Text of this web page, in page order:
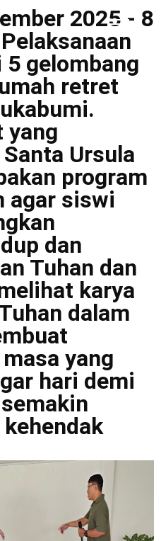
2025 - 8
gelombang
retret
yang
Ursula
program
agar siswi
dan
Tuhan dan
karya
dalam
yang
hari demi